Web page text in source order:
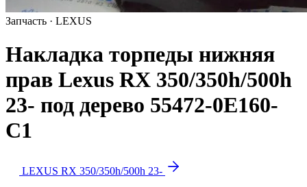
Запчасть · LEXUS
Накладка торпеды нижняя
прав Lexus RX 350/350h/500h
23- под дерево 55472-0E160-
C1
LEXUS RX 350/350h/500h 23-